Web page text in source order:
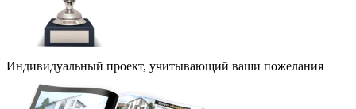
Индивидуальный проект, учитывающий ваши пожелания